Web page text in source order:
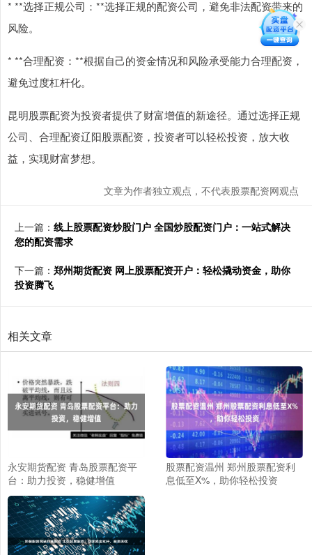
* **选择正规公司：**选择正规的配资公司，避免非法配资带来的
风险。
* **合理配资：**根据自己的资金情况和风险承受能力合理配资，
避免过度杠杆化。
昆明股票配资为投资者提供了财富增值的新途径。通过选择正规
公司、合理配资辽阳股票配资，投资者可以轻松投资，放大收
益，实现财富梦想。
文章为作者独立观点，不代表股票配资网观点
上一篇： 线上股票配资炒股门户 全国炒股配资门户：一站式解决
您的配资需求
下一篇： 郑州期货配资 网上股票配资开户：轻松撬动资金，助你
投资腾飞
相关文章
永安期货配资 青岛股票配资平
台：助力投资，稳健增值
股票配资温州 郑州股票配资利
息低至X%，助你轻松投资